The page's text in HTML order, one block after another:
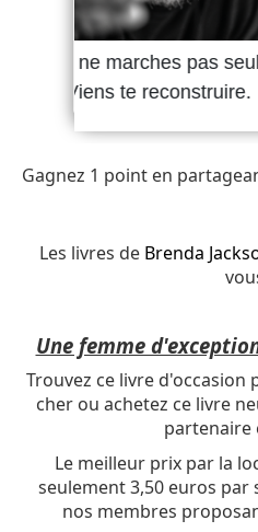
Gagnez 1 point en
Les livres de Brenda
Une femme
Trouvez ce livre d'occasion
cher ou achetez ce livre
partenaire
Le meilleur prix par la
seulement 3,50 euros par
nos membres